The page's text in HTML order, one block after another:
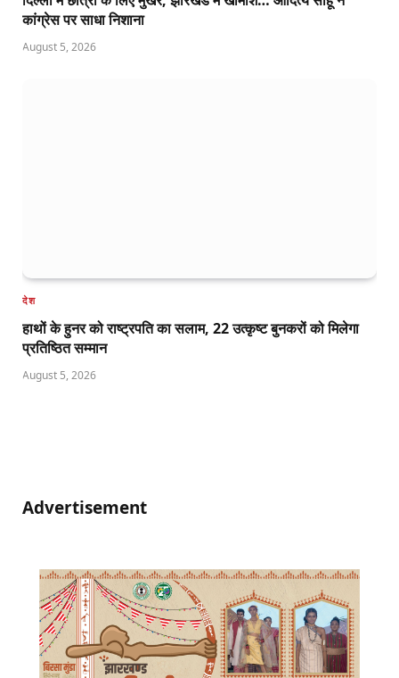
कांग्रेस पर साधा निशाना
August 5, 2026
देश
हाथों के हुनर को राष्ट्रपति का सलाम, 22 उत्कृष्ट बुनकरों को मिलेगा
प्रतिष्ठित सम्मान
August 5, 2026
Advertisement